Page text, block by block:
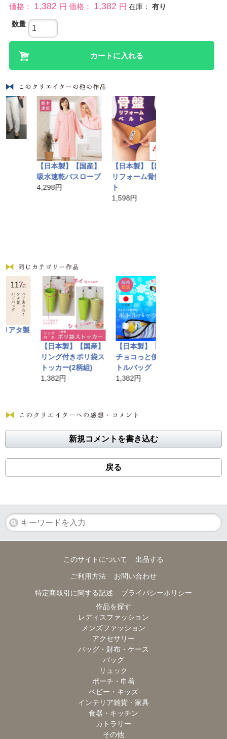
価格： 1,382 円 価格： 1,382 円 在庫： 有り
数量
カートに入れる
【日本製】【国産】
吸水速乾バスローブ
4,298円
【日本製】【国産】
リフォーム骨盤ベル
1,598円
タ製
【日本製】【国産】
リング付きポリ袋ス
トッカー(2柄組)
1,382円
【日本製】【国産】
チョコっと便利なボ
トルバッグ
1,382円
新規コメントを書き込む
戻る
このサイトについて 出品する
ご利用方法 お問い合わせ
特定商取引に関する記述
プライバシーポリシー
作品を探す
レディスファッション
メンズファッション
アクセサリー
バッグ・財布・ケース
バッグ
リュック
ポーチ・巾着
ベビー・キッズ
インテリア雑貨・家具
食器・キッチン
カトラリー
その他